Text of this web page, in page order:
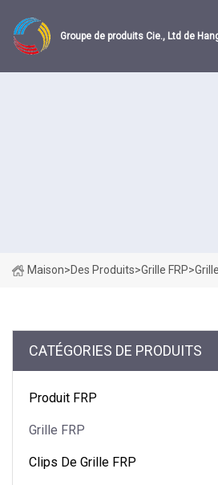
Groupe de produits Cie., Ltd de
Maison>Des Produits>Grille FRP>
CATÉGORIES DE PRODUITS
Produit FRP
Grille FRP
Clips De Grille FRP